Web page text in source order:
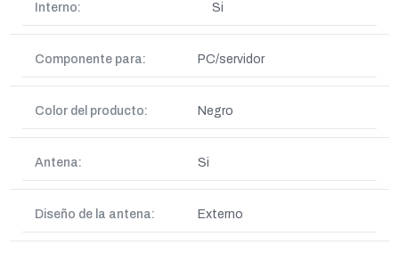
Interno: Si
Componente para: PC/servidor
Color del producto: Negro
Antena: Si
Diseño de la antena: Externo